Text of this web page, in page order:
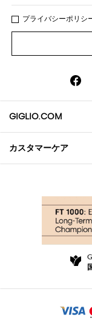
プライバシーポリシ
GIGLIO.COM
会社概要
Community Store
カスタマーケア
返品と返金
For a safe shopping
Security Communication